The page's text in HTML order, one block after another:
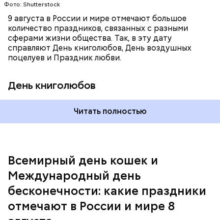
Фото: Shutterstock
9 августа в России и мире отмечают большое
количество праздников, связанных с разными
сферами жизни общества. Так, в эту дату
справляют День книголюбов, День воздушных
поцелуев и Праздник любви.
День книголюбов
Читать полностью
Всемирный день кошек и
Международный день
бесконечности: какие праздники
отмечают в России и мире 8
Международный день бесконечности
этот праздник организуются тематические лекции
по математике и философии, а также проводят
выставки на тему бесконечности.
День малины со сливками
В этот праздник люди едят не только малину со
сливками, но и другие десерты на основе этих
двух ингредиентов. Их можно купить в магазине
или сделать самостоятельно вместе со своими
родными и близкими.